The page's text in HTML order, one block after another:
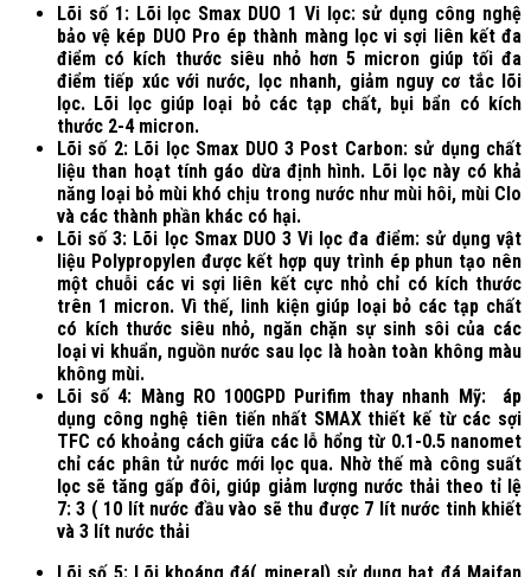
Lõi số 1: Lõi lọc Smax DUO 1 Vi lọc: sử dụng công nghệ
bảo vệ kép DUO Pro ép thành màng lọc vi sợi liên kết đa
điểm có kích thước siêu nhỏ hơn 5 micron giúp tối đa
điểm tiếp xúc với nước, lọc nhanh, giảm nguy cơ tắc lõi
lọc. Lõi lọc giúp loại bỏ các tạp chất, bụi bẩn có kích
thước 2-4 micron.
Lõi số 2: Lõi lọc Smax DUO 3 Post Carbon: sử dụng chất
liệu than hoạt tính gáo dừa định hình. Lõi lọc này có khả
năng loại bỏ mùi khó chịu trong nước như mùi hôi, mùi Clo
và các thành phần khác có hại.
Lõi số 3: Lõi lọc Smax DUO 3 Vi lọc đa điểm: sử dụng vật
liệu Polypropylen được kết hợp quy trình ép phun tạo nên
một chuỗi các vi sợi liên kết cực nhỏ chỉ có kích thước
trên 1 micron. Vì thế, linh kiện giúp loại bỏ các tạp chất
có kích thước siêu nhỏ, ngăn chặn sự sinh sôi của các
loại vi khuẩn, nguồn nước sau lọc là hoàn toàn không màu
không mùi.
Lõi số 4: Màng RO 100GPD Purifim thay nhanh Mỹ: áp
dụng công nghệ tiên tiến nhất SMAX thiết kế từ các sợi
TFC có khoảng cách giữa các lỗ hổng từ 0.1-0.5 nanomet
chỉ các phân tử nước mới lọc qua. Nhờ thế mà công suất
lọc sẽ tăng gấp đôi, giúp giảm lượng nước thải theo tỉ lệ
7: 3 ( 10 lít nước đầu vào sẽ thu được 7 lít nước tinh khiết
và 3 lít nước thải